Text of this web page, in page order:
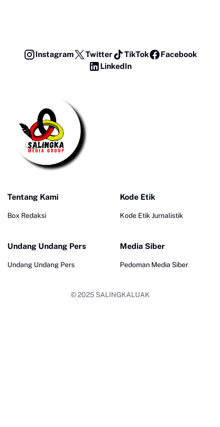
Instagram Twitter TikTok
Facebook
LinkedIn
Tentang Kami
Box Redaksi
Kode Etik
Kode Etik Jurnalistik
Undang Undang Pers
Undang Undang Pers
Media Siber
Pedoman Media Siber
© 2025 SALINGKALUAK